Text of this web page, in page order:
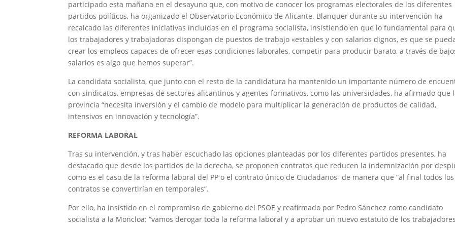
participado esta mañana en el desayuno que, con motivo de conocer los programas electorales de los diferentes
partidos políticos, ha organizado el Observatorio Económico de Alicante. Blanquer durante su intervención ha
recalcado las diferentes iniciativas incluidas en el programa socialista, insistiendo en que lo fundamental para
los trabajadores y trabajadoras dispongan de puestos de trabajo «estables y con salarios dignos, es que se
crear los empleos capaces de ofrecer esas condiciones laborales, competir para producir barato, a través de
salarios es algo que hemos superar”.
La candidata socialista, que junto con el resto de la candidatura ha mantenido un importante número de
con sindicatos, empresas de sectores alicantinos y agentes formativos, como las universidades, ha afirmado que
provincia “necesita inversión y el cambio de modelo para multiplicar la generación de productos de calidad,
intensivos en innovación y tecnología”.
REFORMA LABORAL
Tras su intervención, y tras haber escuchado las opciones planteadas por los diferentes partidos presentes, ha
destacado que desde los partidos de la derecha, se proponen contratos que reducen la indemnización por
como es el caso de la reforma laboral del PP o el contrato único de Ciudadanos- de manera que “al final todos los
contratos se convertirían en temporales”.
Por ello, ha insistido en el compromiso de gobierno del PSOE y reafirmado por Pedro Sánchez como candidato
socialista a la Moncloa: “vamos derogar toda la reforma laboral y a aprobar un nuevo estatuto de los trabajadores